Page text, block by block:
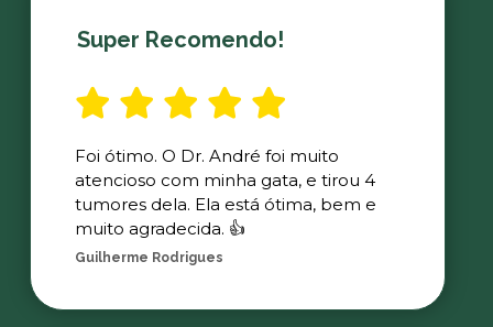
Super Recomendo!
Foi ótimo. O Dr. André foi muito
atencioso com minha gata, e tirou 4
tumores dela. Ela está ótima, bem e
muito agradecida. 👍
Guilherme Rodrigues